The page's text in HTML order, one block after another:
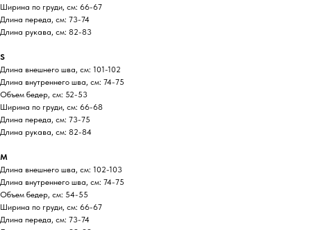
Ширина по груди, см: 66-67
Длина переда, см: 73-74
Длина рукава, см: 82-83
S
Длина внешнего шва, см: 101-102
Длина внутреннего шва, см: 74-75
Объем бедер, см: 52-53
Ширина по груди, см: 66-68
Длина переда, см: 73-75
Длина рукава, см: 82-84
M
Длина внешнего шва, см: 102-103
Длина внутреннего шва, см: 74-75
Объем бедер, см: 54-55
Ширина по груди, см: 66-67
Длина переда, см: 73-74